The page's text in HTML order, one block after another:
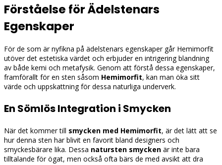
Förståelse för Ädelstenars
Egenskaper
För de som är nyfikna på ädelstenars egenskaper går Hemimorfit
utöver det estetiska värdet och erbjuder en intrigering blandning
av både kemi och metafysik. Genom att förstå dessa egenskaper,
framförallt för en sten såsom Hemimorfit, kan man öka sitt
värde och uppskattning för dessa naturliga underverk.
En Sömlös Integration i Smycken
När det kommer till smycken med Hemimorfit, är det lätt att se
hur denna sten har blivit en favorit bland designers och
smyckesbärare lika. Dessa natursten smycken är inte bara
tilltalande för ögat, men också ofta bärs de med avsikt att dra